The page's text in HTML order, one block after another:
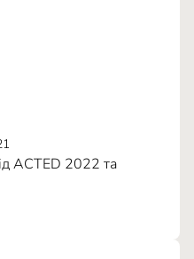
ACTED 2022 та